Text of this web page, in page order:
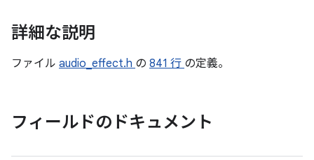
詳細な説明
ファイル audio_effect.h の 841 行 の定義。
フィールドのドキュメント